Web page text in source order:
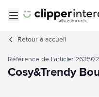
Retour à accueil
Référence de l'article: 263502
Cosy&Trendy